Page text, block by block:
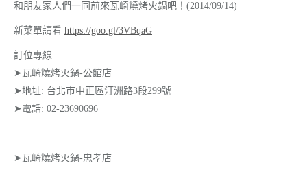
和朋友家人們一同前來瓦崎燒烤火鍋吧！(2014/09/14)
新菜單請看 https://goo.gl/3VBqaG
訂位專線
➤瓦崎燒烤火鍋-公館店
➤地址: 台北市中正區汀洲路3段299號
➤電話: 02-23690696
➤瓦崎燒烤火鍋-忠孝店